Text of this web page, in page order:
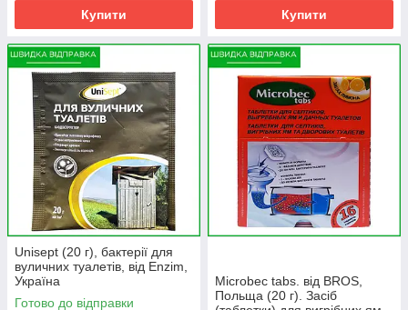
Купити Купити
Unisept (20 г), бактерії для
вуличних туалетів, від Enzim,
Україна
Готово до відправки
Microbec tabs. від BROS,
Польща (20 г). Засіб